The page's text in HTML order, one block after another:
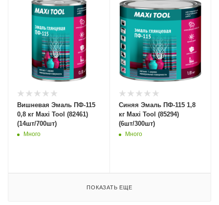
Вишневая Эмаль ПФ-115
0,8 кг Maxi Tool (82461)
(14шт/700шт)
Много
Синяя Эмаль ПФ-115 1,8
кг Maxi Tool (85294)
(6шт/300шт)
Много
ПОКАЗАТЬ ЕЩЕ